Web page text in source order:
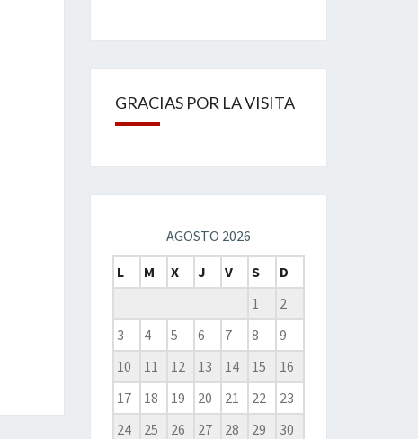
GRACIAS POR LA VISITA
AGOSTO 2026
L
M X J V S
D
1
2
3
4 5 6 7 8
9
10
11 12 13 14 15
16
17
18 19 20 21 22
23
24
25 26 27 28 29
30